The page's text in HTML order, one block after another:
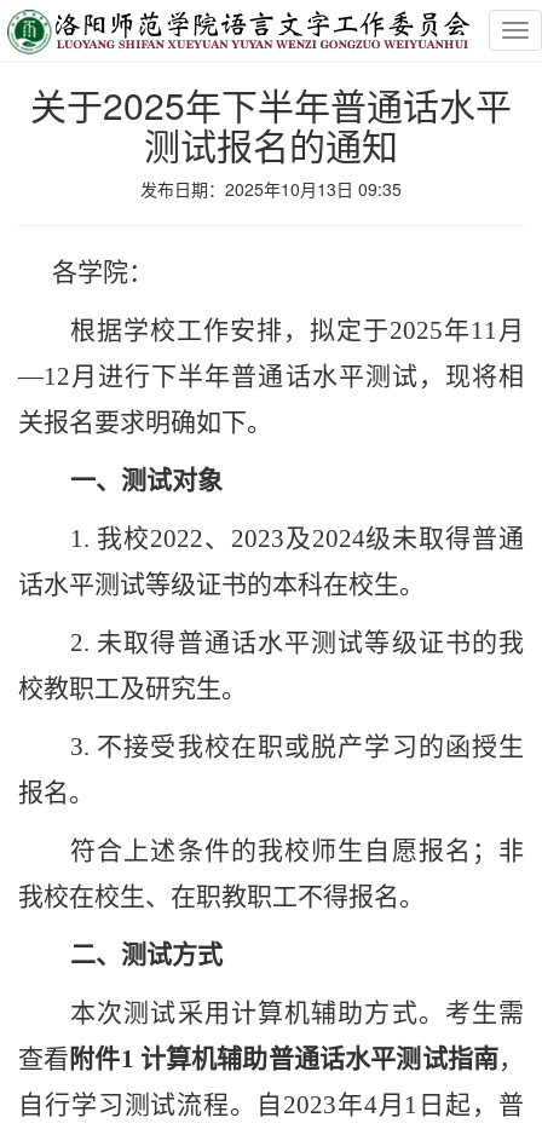
关于2025年下半年普通话水平
测试报名的通知
发布日期：2025年10月13日 09:35
各学院：
根据学校工作安排，拟定于2025年11月
—12月进行下半年普通话水平测试，现将相
关报名要求明确如下。
一、测试对象
1. 我校2022、 2023及2024级未取得普通
话水平测试等级证书的本科在校生。
2. 未取得普通话水平测试等级证书的我
校教职工及研究生。
3. 不接受我校在职或脱产学习的函授生
报名。
符合上述条件的我校师生自愿报名；非
我校在校生、在职教职工不得报名。
二、测试方式
本次测试采用计算机辅助方式。考生需
查看 附件1 计算机辅助普通话水平测试指南，
自行学习测试流程。自 2023年4月 1 日起，普